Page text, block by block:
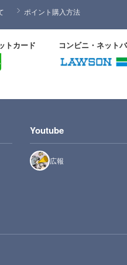
ポイント購入方法
トカード コンビニ・ネット
Youtube
広報